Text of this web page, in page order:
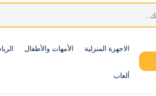
الاجهزة المنزلية الأمهات والأطفال
ألعاب